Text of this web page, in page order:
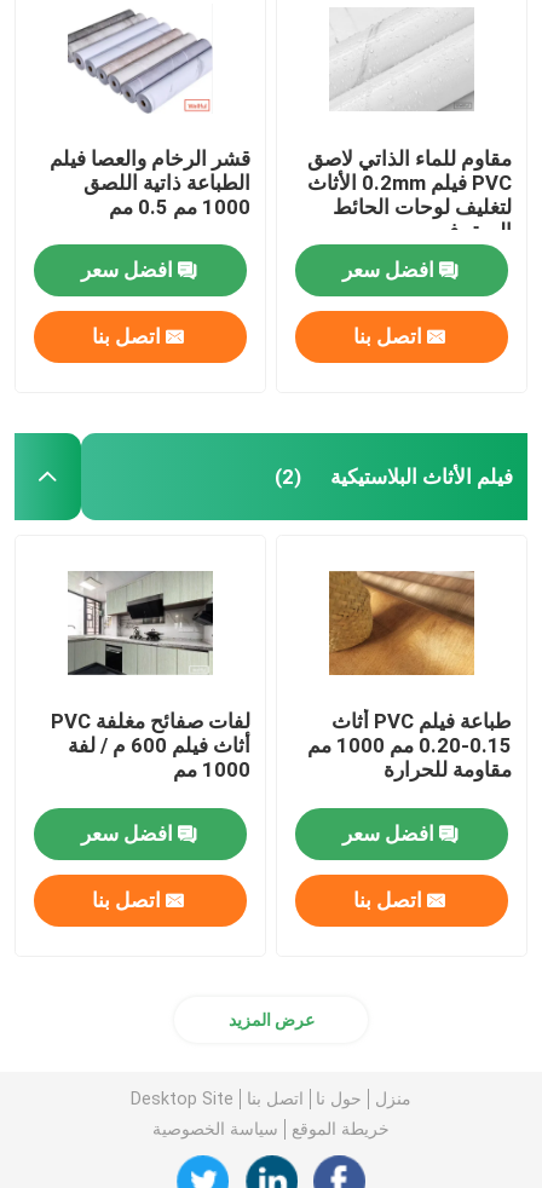
مقاوم للماء الذاتي لاصق
PVC فيلم 0.2mm الأثاث
لتغليف لوحات الحائط
السقوف
افضل سعر
اتصل بنا
قشر الرخام والعصا فيلم
الطباعة ذاتية اللصق
1000 مم 0.5 مم
افضل سعر
اتصل بنا
فيلم الأثاث البلاستيكية (2)
طباعة فيلم PVC أثاث
0.15-0.20 مم 1000 مم
مقاومة للحرارة
افضل سعر
اتصل بنا
لفات صفائح مغلفة PVC
أثاث فيلم 600 م / لفة
1000 مم
افضل سعر
اتصل بنا
عرض المزيد
منزل حول نا اتصل بنا
Desktop Site
خريطة الموقع
سياسة الخصوصية